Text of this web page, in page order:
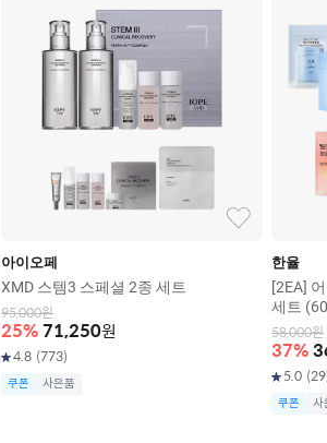
아이오페
XMD 스템3 스페셜 2종 세트
95,000원
25% 71,250원
4.8 (773)
쿠폰 사은품
한율
[2EA]
세트
58,000원
37%
5.0 (29
쿠폰 사